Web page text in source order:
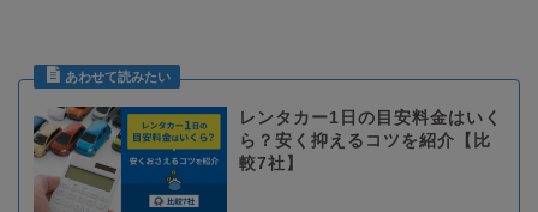
レンタカー1日の目安料金はいく
ら？安く抑えるコツを紹介【比
較7社】